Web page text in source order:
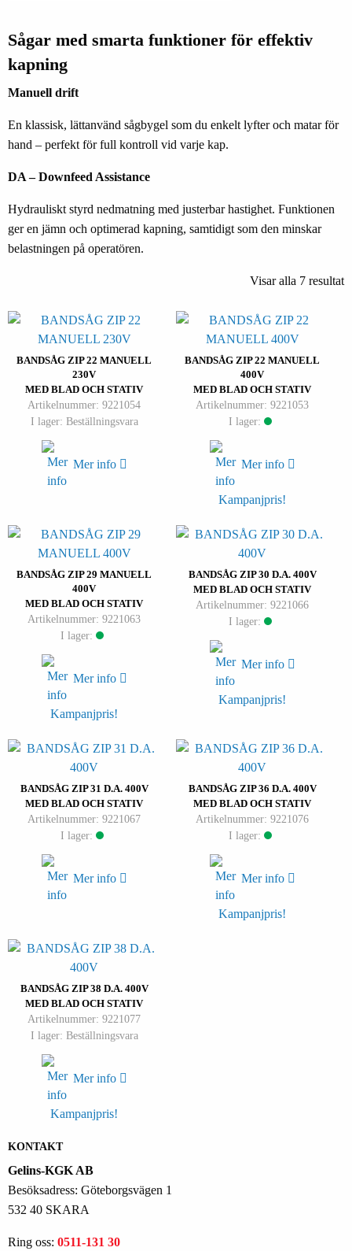
Sågar med smarta funktioner för effektiv
kapning
Manuell drift
En klassisk, lättanvänd sågbygel som du enkelt lyfter och matar för
hand – perfekt för full kontroll vid varje kap.
DA – Downfeed Assistance
Hydrauliskt styrd nedmatning med justerbar hastighet. Funktionen
ger en jämn och optimerad kapning, samtidigt som den minskar
belastningen på operatören.
Visar alla 7 resultat
BANDSÅG ZIP 22 MANUELL
230V
MED BLAD OCH STATIV
Artikelnummer: 9221054
I lager: Beställningsvara
Mer info
BANDSÅG ZIP 22 MANUELL
400V
MED BLAD OCH STATIV
Artikelnummer: 9221053
I lager:
Mer info
Kampanjpris!
BANDSÅG ZIP 29 MANUELL
400V
MED BLAD OCH STATIV
Artikelnummer: 9221063
I lager:
Mer info
Kampanjpris!
BANDSÅG ZIP 30 D.A. 400V
MED BLAD OCH STATIV
Artikelnummer: 9221066
I lager:
Mer info
Kampanjpris!
BANDSÅG ZIP 31 D.A. 400V
MED BLAD OCH STATIV
Artikelnummer: 9221067
I lager:
Mer info
BANDSÅG ZIP 36 D.A. 400V
MED BLAD OCH STATIV
Artikelnummer: 9221076
I lager:
Mer info
Kampanjpris!
BANDSÅG ZIP 38 D.A. 400V
MED BLAD OCH STATIV
Artikelnummer: 9221077
I lager: Beställningsvara
Mer info
Kampanjpris!
KONTAKT
Gelins-KGK AB
Besöksadress: Göteborgsvägen 1
532 40 SKARA
Ring oss: 0511-131 30